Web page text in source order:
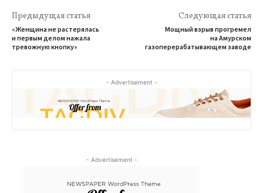
Предыдущая статья
«Женщина не растерялась
и первым делом нажала
тревожную кнопку»
Следующая статья
Мощный взрыв прогремел
на Амурском
газоперерабатывающем заводе
- Advertisement -
- Advertisement -